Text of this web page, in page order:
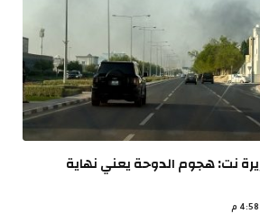
نت: هجوم الدوحة يعني نهاية